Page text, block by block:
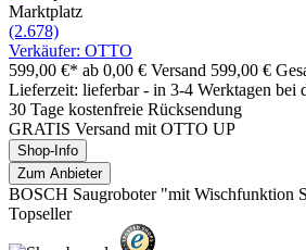
Marktplatz
(2.678)
Verkäufer: OTTO
599,00 €* ab 0,00 € Versand 599,00 €
Lieferzeit: lieferbar - in 3-4 Werktagen bei
30 Tage kostenfreie Rücksendung
GRATIS Versand mit OTTO UP
Shop-Info
Zum Anbieter
BOSCH Saugroboter "mit Wischfunktion
Topseller